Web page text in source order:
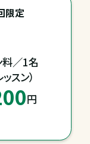
限定
料／1名
スン）
円